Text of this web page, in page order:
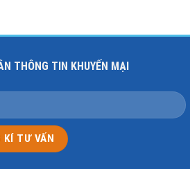
THÔNG TIN KHUYẾN MẠI